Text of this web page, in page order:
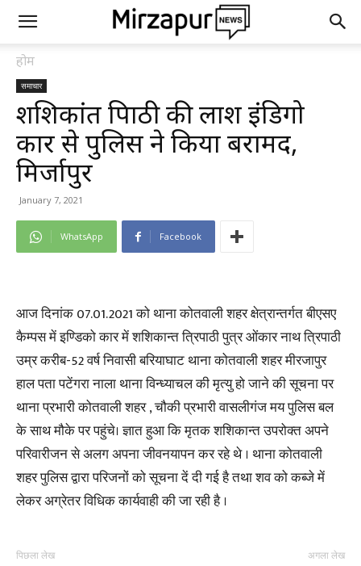
होम
समाचार
शशिकांत त्रिपाठी की लाश इंडिगो
कार से पुलिस ने किया बरामद,
मिर्जापुर
January 7, 2021
WhatsApp Facebook
आज दिनांक 07.01.2021 को थाना कोतवाली शहर क्षेत्रान्तर्गत बीएसए
कैम्पस में इण्डिको कार में शशिकान्त त्रिपाठी पुत्र ओंकार नाथ त्रिपाठी
उम्र करीब-52 वर्ष निवासी बरियाघाट थाना कोतवाली शहर मीरजापुर
हाल पता पटेंगरा नाला थाना विन्ध्याचल की मृत्यु हो जाने की सूचना पर
थाना प्रभारी कोतवाली शहर , चौकी प्रभारी वासलीगंज मय पुलिस बल
के साथ मौके पर पहुंचे। ज्ञात हुआ कि मृतक शशिकान्त उपरोक्त अपने
परिवारीजन से अलग अपना जीवनयापन कर रहे थे । थाना कोतवाली
शहर पुलिस द्वारा परिजनों को सूचना दें दी गई है तथा शव को कब्जे में
लेकर अग्रेतर विधिक कार्यवाही की जा रही है ।
पिछला लेख अगला लेख